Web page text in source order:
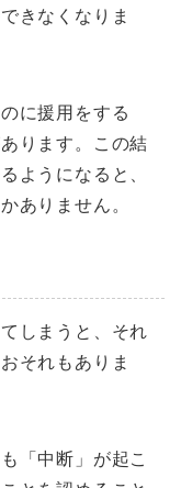
きなくなりま
に援用をする
ります。この結
ようになると、
ありません。
しまうと、それ
それもありま
「中断」が起こ